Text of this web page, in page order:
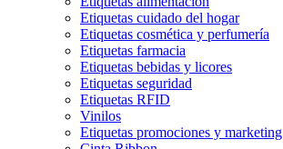
Etiquetas cuidado del hogar
Etiquetas cosmética y perfumería
Etiquetas farmacia
Etiquetas bebidas y licores
Etiquetas seguridad
Etiquetas RFID
Vinilos
Etiquetas promociones y marketing